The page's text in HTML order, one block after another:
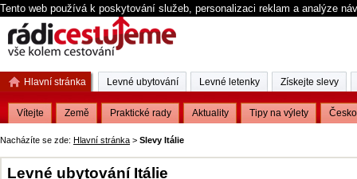
Tento web používá k poskytování služeb, personalizaci reklam a analýze
Nacházíte se zde: Hlavní stránka > Slevy Itálie
Levné ubytování Itálie
Hlavní stránka
Vítejte Země Praktické rady Aktuality Tipy na výlety Česko
Levné ubytování Levné letenky Získejte slevy